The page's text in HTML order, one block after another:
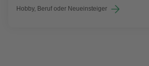
Hobby, Beruf oder Neueinsteiger